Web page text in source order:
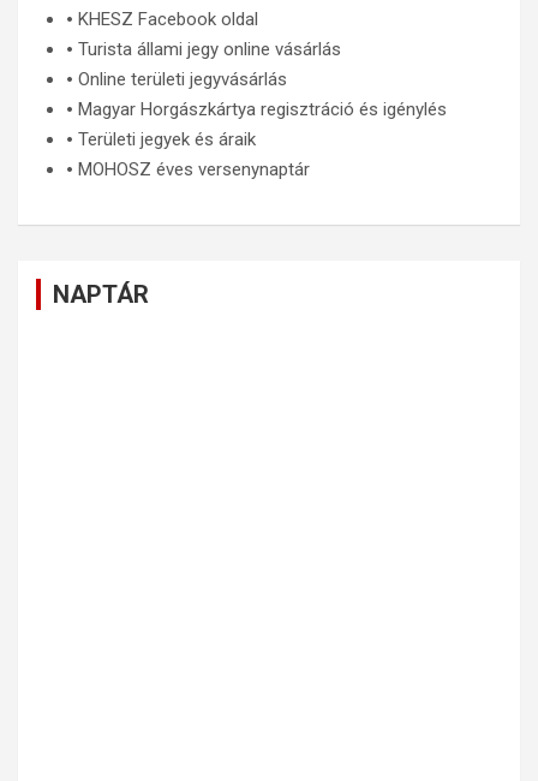
🞄 KHESZ Facebook oldal
🞄 Turista állami jegy online vásárlás
🞄 Online területi jegyvásárlás
🞄 Magyar Horgászkártya regisztráció és igénylés
🞄 Területi jegyek és áraik
🞄 MOHOSZ éves versenynaptár
NAPTÁR